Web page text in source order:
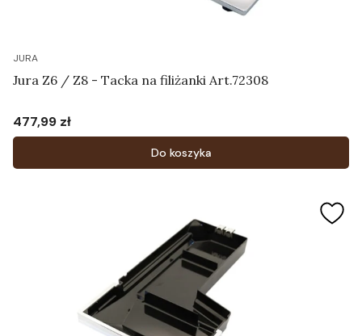
JURA
Jura Z6 / Z8 - Tacka na filiżanki Art.72308
Cena
477,99 zł
Do koszyka